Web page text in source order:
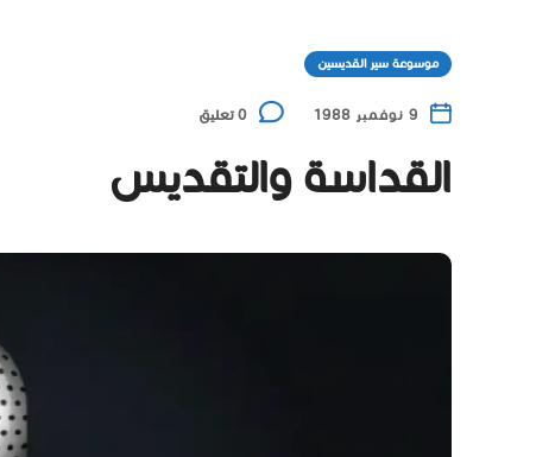
موسوعة سير القديسين
9 نوفمبر 1988 0 تعليق
القداسة والتقديس